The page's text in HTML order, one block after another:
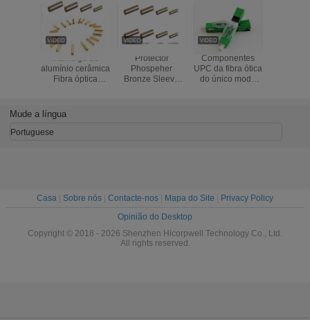
Manteiga de
alumínio cerâmica
Fibra óptica
de cobre
Manteiga de fibra
Protector
Phospeher
Bronze Sleeve
Componentes
UPC da fibra ótica
do único modo
Mude a língua
Portuguese
Casa Sobre nós Contacte-nos Mapa do Site
Privacy Policy
Opinião do Desktop
Copyright © 2018 - 2026 Shenzhen Hicorpwell Technology Co., Ltd.
All rights reserved.